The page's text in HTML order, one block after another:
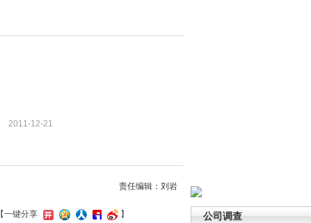
公司调查
2011-12-21
责任编辑：刘岩
【一键分享 】